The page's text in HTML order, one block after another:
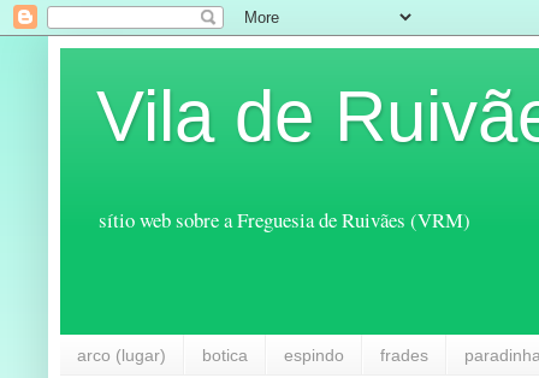
Vila de
sítio web sobre a Freguesia de Ruivães (VRM)
arco (lugar) botica espindo frades